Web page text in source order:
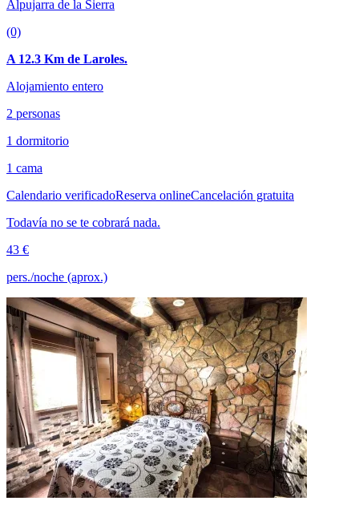
Alpujarra de la Sierra
(0)
A 12.3 Km de Laroles.
Alojamiento entero
2 personas
1 dormitorio
1 cama
Calendario verificadoReserva onlineCancelación gratuita
Todavía no se te cobrará nada.
43 €
pers./noche (aprox.)